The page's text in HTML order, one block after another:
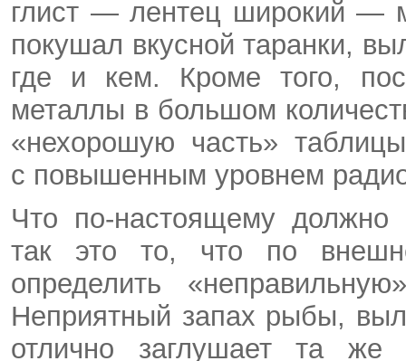
глист — лентец широкий —
покушал вкусной таранки,
где и кем. Кроме того,
металлы в большом
«нехорошую часть»
с повышенным уровнем
Что по-настоящему должно
так это то, что по
определить
Неприятный запах рыбы,
отлично заглушает та же